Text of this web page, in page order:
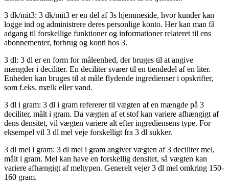
3 dk/mit3: 3 dk/mit3 er en del af 3s hjemmeside, hvor kunder kan
logge ind og administrere deres personlige konto. Her kan man få
adgang til forskellige funktioner og informationer relateret til ens
abonnementer, forbrug og konti hos 3.
3 dl: 3 dl er en form for måleenhed, der bruges til at angive
mængder i deciliter. En deciliter svarer til en tiendedel af en liter.
Enheden kan bruges til at måle flydende ingredienser i opskrifter,
som f.eks. mælk eller vand.
3 dl i gram: 3 dl i gram refererer til vægten af en mængde på 3
deciliter, målt i gram. Da vægten af et stof kan variere afhængigt af
dens densitet, vil vægten variere alt efter ingrediensens type. For
eksempel vil 3 dl mel veje forskelligt fra 3 dl sukker.
3 dl mel i gram: 3 dl mel i gram angiver vægten af 3 deciliter mel,
målt i gram. Mel kan have en forskellig densitet, så vægten kan
variere afhængigt af meltypen. Generelt vejer 3 dl mel omkring 150-
160 gram.